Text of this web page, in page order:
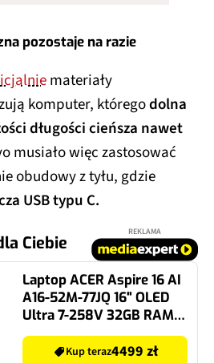
pozostaje na razie
materiały
komputer, któregodolna
długości cieńsza nawet
musiało więc zastosować
obudowy z tyłu, gdzie
USB typu C.
Ciebie
REKLAMA
Laptop ACER Aspire 16 AI
A16-52M-77JQ 16" OLED
Ultra 7-258V 32GB RAM
1TB SSD Windows 11
Home, Funkcje AI
Kup teraz4499 zł